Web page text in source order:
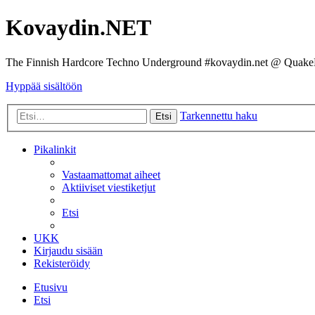
Kovaydin.NET
The Finnish Hardcore Techno Underground #kovaydin.net @
Hyppää sisältöön
Etsi Tarkennettu haku
Pikalinkit
Vastaamattomat aiheet
Aktiiviset viestiketjut
Etsi
UKK
Kirjaudu sisään
Rekisteröidy
Etusivu
Etsi